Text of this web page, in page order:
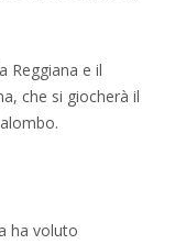
Reggiana e il
che si giocherà il
ha voluto